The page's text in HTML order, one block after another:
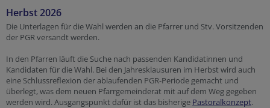
Herbst 2026
Die Unterlagen für die Wahl werden an die Pfarrer und Stv. Vorsitzenden
der PGR versandt werden.
In den Pfarren läuft die Suche nach passenden Kandidatinnen und
Kandidaten für die Wahl. Bei den Jahresklausuren im Herbst wird auch
eine Schlussreflexion der ablaufenden PGR-Periode gemacht und
überlegt, was dem neuen Pfarrgemeinderat mit auf dem Weg gegeben
werden wird. Ausgangspunkt dafür ist das bisherige Pastoralkonzept.